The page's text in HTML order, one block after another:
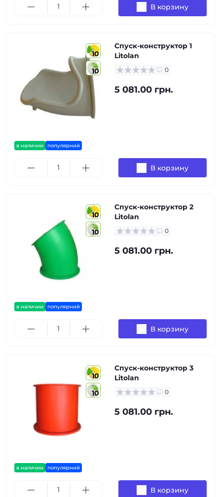
В корзину
10
10
в наличии популярний
Спуск-конструктор 1
Litolan
0
5 081.00 грн.
В корзину
10
10
в наличии популярний
Спуск-конструктор 2
Litolan
0
5 081.00 грн.
В корзину
10
10
в наличии популярний
Спуск-конструктор 3
Litolan
0
5 081.00 грн.
В корзину